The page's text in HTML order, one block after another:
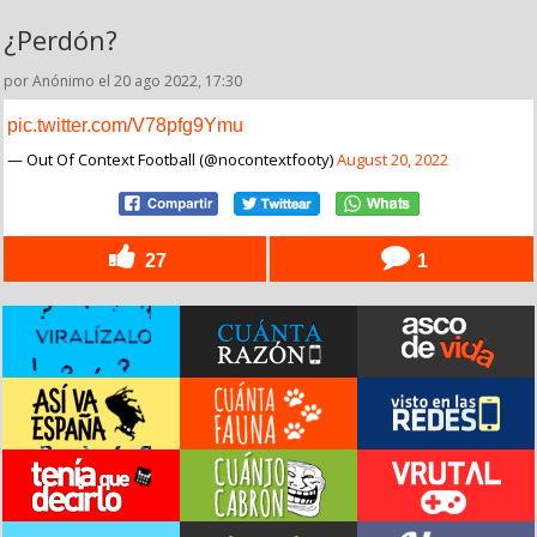
¿Perdón?
por Anónimo el 20 ago 2022, 17:30
pic.twitter.com/V78pfg9Ymu
— Out Of Context Football (@nocontextfooty)August 20, 2022
27 1